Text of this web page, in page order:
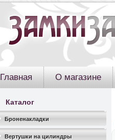
Главная О магазине
Каталог
Броненакладки
Вертушки на цилиндры